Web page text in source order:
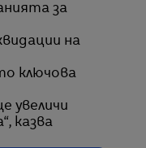
за
на
ключова
увеличи
казва